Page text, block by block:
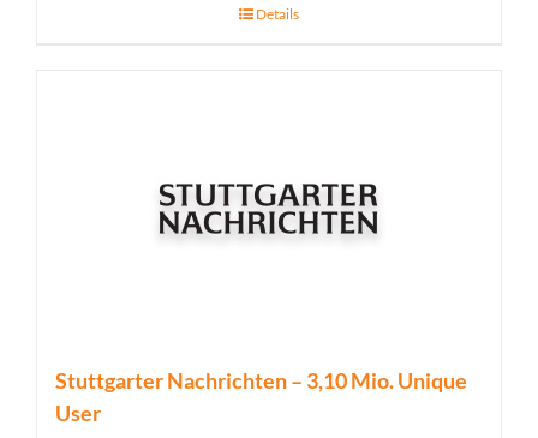
Details
Stuttgarter Nachrichten – 3,10 Mio. Unique
User